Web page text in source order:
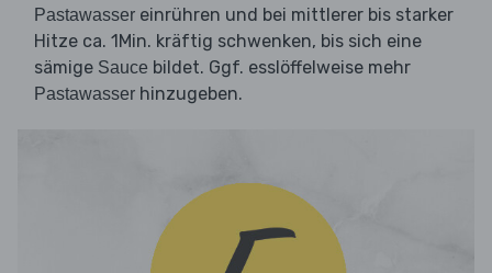
Pastawasser einrühren und bei mittlerer bis starker
Hitze ca. 1Min. kräftig schwenken, bis sich eine
sämige Sauce bildet. Ggf. esslöffelweise mehr
Pastawasser hinzugeben.